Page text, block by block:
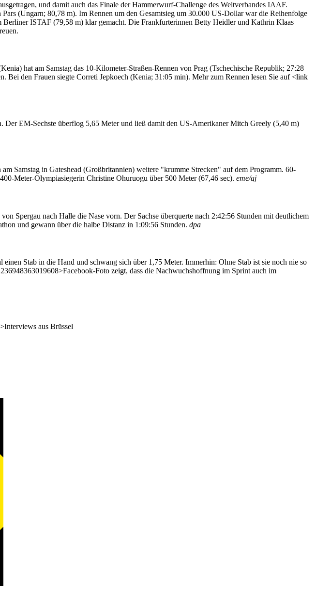
und damit auch das Finale der Hammerwurf-Challenge des Weltverbandes IAAF.
(Ungarn; 80,78 m). Im Rennen um den Gesamtsieg um 30.000 US-Dollar war die Reihenfolge
ISTAF (79,58 m) klar gemacht. Die Frankfurterinnen Betty Heidler und Kathrin Klaas
hat am Samstag das 10-Kilometer-Straßen-Rennen von Prag (Tschechische Republik; 27:28
den Frauen siegte Correti Jepkoech (Kenia; 31:05 min). Mehr zum Rennen lesen Sie auf <link
Der EM-Sechste überflog 5,65 Meter und ließ damit den US-Amerikaner Mitch Greely (5,40 m)
Samstag in Gateshead (Großbritannien) weitere "krumme Strecken" auf dem Programm. 60-
Meter-Olympiasiegerin Christine Ohuruogu über 500 Meter (67,46 sec). eme/aj
Spergau nach Halle die Nase vorn. Der Sachse überquerte nach 2:42:56 Stunden mit deutlichem
und gewann über die halbe Distanz in 1:09:56 Stunden. dpa
Stab in die Hand und schwang sich über 1,75 Meter. Immerhin: Ohne Stab ist sie noch nie so
Foto zeigt, dass die Nachwuchshoffnung im Sprint auch im
aus Brüssel